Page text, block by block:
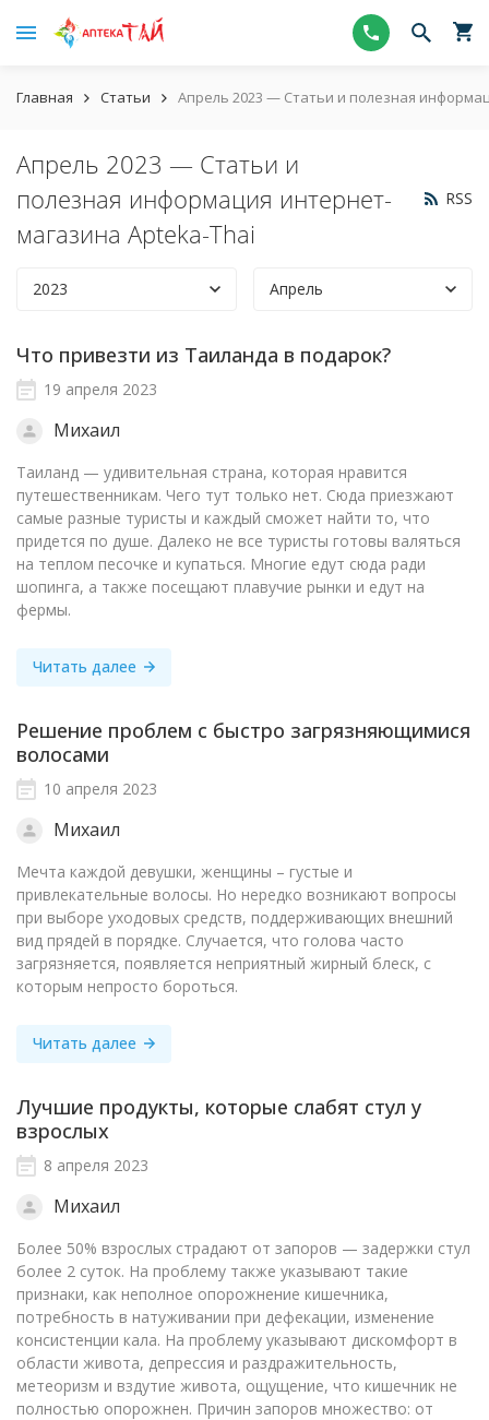
Главная Статьи Апрель 2023 — Статьи и полезная
Апрель 2023 — Статьи и
полезная информация интернет-
магазина Apteka-Thai
RSS
2023 Апрель
Что привезти из Таиланда в подарок?
19 апреля 2023
Михаил
Таиланд — удивительная страна, которая нравится
путешественникам. Чего тут только нет. Сюда приезжают
самые разные туристы и каждый сможет найти то, что
придется по душе. Далеко не все туристы готовы валяться
на теплом песочке и купаться. Многие едут сюда ради
шопинга, а также посещают плавучие рынки и едут на
фермы.
Читать далее
Решение проблем с быстро загрязняющимися
волосами
10 апреля 2023
Михаил
Мечта каждой девушки, женщины – густые и
привлекательные волосы. Но нередко возникают вопросы
при выборе уходовых средств, поддерживающих внешний
вид прядей в порядке. Случается, что голова часто
загрязняется, появляется неприятный жирный блеск, с
которым непросто бороться.
Читать далее
Лучшие продукты, которые слабят стул у
взрослых
8 апреля 2023
Михаил
Более 50% взрослых страдают от запоров — задержки стул
более 2 суток. На проблему также указывают такие
признаки, как неполное опорожнение кишечника,
потребность в натуживании при дефекации, изменение
консистенции кала. На проблему указывают дискомфорт в
области живота, депрессия и раздражительность,
метеоризм и вздутие живота, ощущение, что кишечник не
полностью опорожнен. Причин запоров множество: от